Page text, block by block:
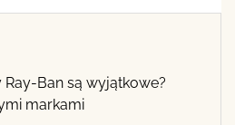
Ban są wyjątkowe?
markami